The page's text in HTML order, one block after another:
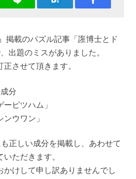
掲載のパズル記事「誑博士とド
出題のミスがありました。
させて頂きます。
分
ーピツハム」
ンウワン」
正しい成分を掲載し、あわせて
ただきます。
かけして申し訳ありませんでし